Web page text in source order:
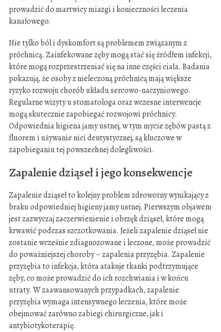
prowadzić do martwicy miazgi i konieczności leczenia
kanałowego.
Nie tylko ból i dyskomfort są problemem związanym z
próchnicą. Zainfekowane zęby mogą stać się źródłem infekcji,
które mogą rozprzestrzeniać się na inne części ciała. Badania
pokazują, że osoby z nieleczoną próchnicą mają większe
ryzyko rozwoju chorób układu sercowo-naczyniowego.
Regularne wizyty u stomatologa oraz wczesne interwencje
mogą skutecznie zapobiegać rozwojowi próchnicy.
Odpowiednia higiena jamy ustnej, w tym mycie zębów pastą z
fluorem i używanie nici dentystycznej, są kluczowe w
zapobieganiu tej powszechnej dolegliwości.
Zapalenie dziąseł i jego konsekwencje
Zapalenie dziąseł to kolejny problem zdrowotny wynikający z
braku odpowiedniej higieny jamy ustnej. Pierwszym objawem
jest zazwyczaj zaczerwienienie i obrzęk dziąseł, które mogą
krwawić podczas szczotkowania. Jeżeli zapalenie dziąseł nie
zostanie wcześnie zdiagnozowane i leczone, może prowadzić
do poważniejszej choroby – zapalenia przyzębia. Zapalenie
przyzębia to infekcja, która atakuje tkanki podtrzymujące
zęby, co może prowadzić do ich rozchwiania i w końcu
utraty. W zaawansowanych przypadkach, zapalenie
przyzębia wymaga intensywnego leczenia, które może
obejmować zarówno zabiegi chirurgiczne, jak i
antybiotykoterapię.